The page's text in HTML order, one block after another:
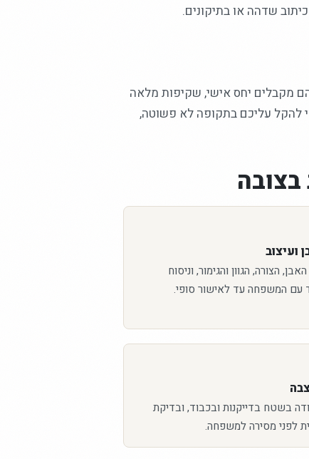
שדהה או בתיקונים.
מקבלים יחס אישי, שקיפות מלאה
להקל עליכם בתקופה לא פשוטה,
בצובה
ועיצוב
הצורה, הגוון והגימור, וניסוח
עם המשפחה עד לאישור סופי.
בשטח בדייקנות ובכבוד, ובדיקת
לפני מסירה למשפחה.